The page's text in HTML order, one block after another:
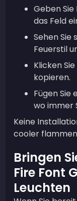
Geben
das Feld
Sehen Sie
Feuerstil
Klicken
kopieren.
Fügen Sie
wo immer
Keine
cooler
Bringen
Fire Font
Leuchten